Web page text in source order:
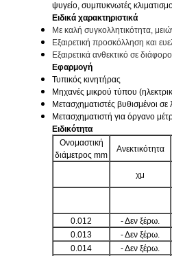
ψυγείο, συμπυκνωτές
Ειδικά χαρακτηριστικά
Με καλή συγκολλητικότητα,
Εξαιρετική προσκόλληση και
Εξαιρετικά ανθεκτικό σε
Εφαρμογή
Τυπικός κινητήρας
Μηχανές μικρού τύπου
Μετασχηματιστές βυθισμένοι σε
Μετασχηματιστή για όργανο
Ειδικότητα
Ονομαστική
διάμετρος mm
Ανεκτικότητα
χμ
0.012 - Δεν ξέρω.
0.013
- Δεν ξέρω.
0.014
- Δεν ξέρω.